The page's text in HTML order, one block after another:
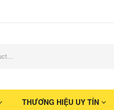
THƯƠNG HIỆU UY TÍN